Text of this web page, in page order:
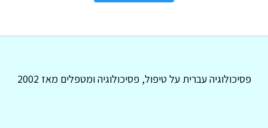
פסיכולוגיה עברית על טיפול, פסיכולוגיה ומטפלים מאז 2002